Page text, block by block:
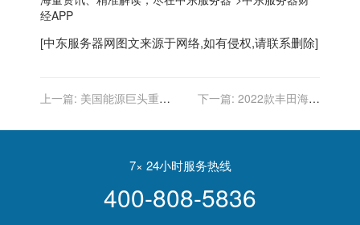
经APP
[中东服务器网图文来源于网络,如有侵权,请联系删除]
上一篇: 美国能源巨头重返
尔及利亚开发天然气
下一篇: 2022款丰田海狮
7× 24小时服务热线
400-808-5836